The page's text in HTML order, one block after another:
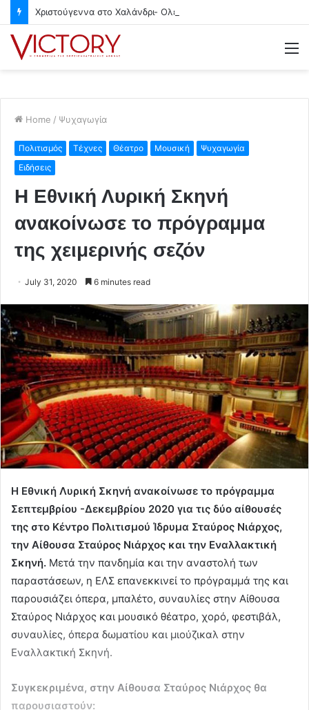
Home / Ψυχαγωγία
Πολιτισμός Τέχνες Θέατρο Μουσική
Ψυχαγωγία
Ειδήσεις
Η Εθνική Λυρική Σκηνή
ανακοίνωσε το πρόγραμμα
της χειμερινής σεζόν
July 31, 2020 6 minutes read
Η Εθνική Λυρική Σκηνή ανακοίνωσε το πρόγραμμα
Σεπτεμβρίου -Δεκεμβρίου 2020 για τις δύο αίθουσές
της στο Κέντρο Πολιτισμού Ίδρυμα Σταύρος Νιάρχος,
την Αίθουσα Σταύρος Νιάρχος και την Εναλλακτική
Σκηνή. Μετά την πανδημία και την αναστολή των
παραστάσεων, η ΕΛΣ επανεκκινεί το πρόγραμμά της και
παρουσιάζει όπερα, μπαλέτο, συναυλίες στην Αίθουσα
Σταύρος Νιάρχος και μουσικό θέατρο, χορό, φεστιβάλ,
συναυλίες, όπερα δωματίου και μιούζικαλ στην
Εναλλακτική Σκηνή.
Συγκεκριμένα, στην Αίθουσα Σταύρος Νιάρχος θα
παρουσιαστούν: